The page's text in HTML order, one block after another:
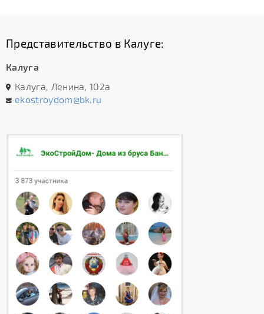
Представительство в Калуге:
Калуга
Калуга, Ленина, 102а
ekostroydom@bk.ru